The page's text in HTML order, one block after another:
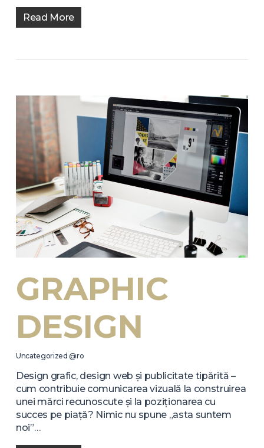
Read More
GRAPHIC
DESIGN
Uncategorized @ro
Design grafic, design web și publicitate tipărită –
cum contribuie comunicarea vizuală la construirea
unei mărci recunoscute și la poziționarea cu
succes pe piață? Nimic nu spune „asta suntem
noi”…